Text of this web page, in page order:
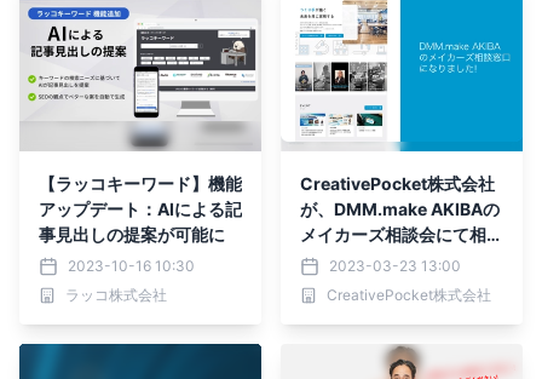
【ラッコキーワード】機能
アップデート：AIによる記
事見出しの提案が可能に
2023-10-16 10:30
ラッコ株式会社
CreativePocket株式会社
が、DMM.make AKIBAの
メイカーズ相談会にて相談
窓口を開始します。
2023-03-23 13:00
CreativePocket株式会社